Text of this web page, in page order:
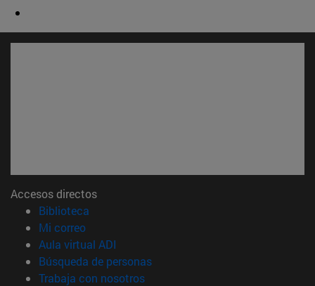
Accesos directos
Biblioteca
Mi correo(abre en nueva ventana)
Aula virtual ADI
Búsqueda de personas(abre en nueva ventana)
Trabaja con nosotros(abre en nueva ventana)